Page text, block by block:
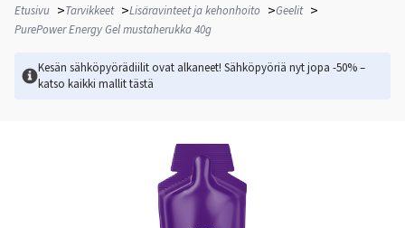
Etusivu >Tarvikkeet >Lisäravinteet ja kehonhoito >Geelit >
PurePower Energy Gel mustaherukka 40g
Kesän sähköpyörädiilit ovat alkaneet! Sähköpyöriä nyt jopa -50% –
katso kaikki mallittästä